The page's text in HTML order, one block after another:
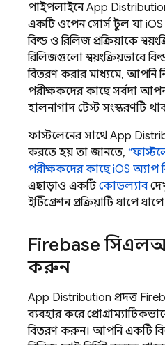
পাইপলাইনেApp
একটি ওপেন সোর্স টুল যা
বিল্ড ও রিলিজ প্রক্রিয়াকে
রিলিজগুলো স্বয়ংক্রিয়ভাবে
বিতরণ করার মাধ্যমে, আপনি
পরীক্ষকদের কাছে সর্বদা
হালনাগাদ টেস্ট সংস্করণটি
ফাস্টলেনের সাথে App
করতে হয় তা জানতে,
পরীক্ষকদের কাছে iOS
এছাড়াও একটিকোডল্যাব
ইন্টিগ্রেশন প্রক্রিয়াটি ধাপে
Firebase
করুন
App Distribution প্রদত্ত
ব্যবহার করে
বিতরণ করুন। আপনি একটি